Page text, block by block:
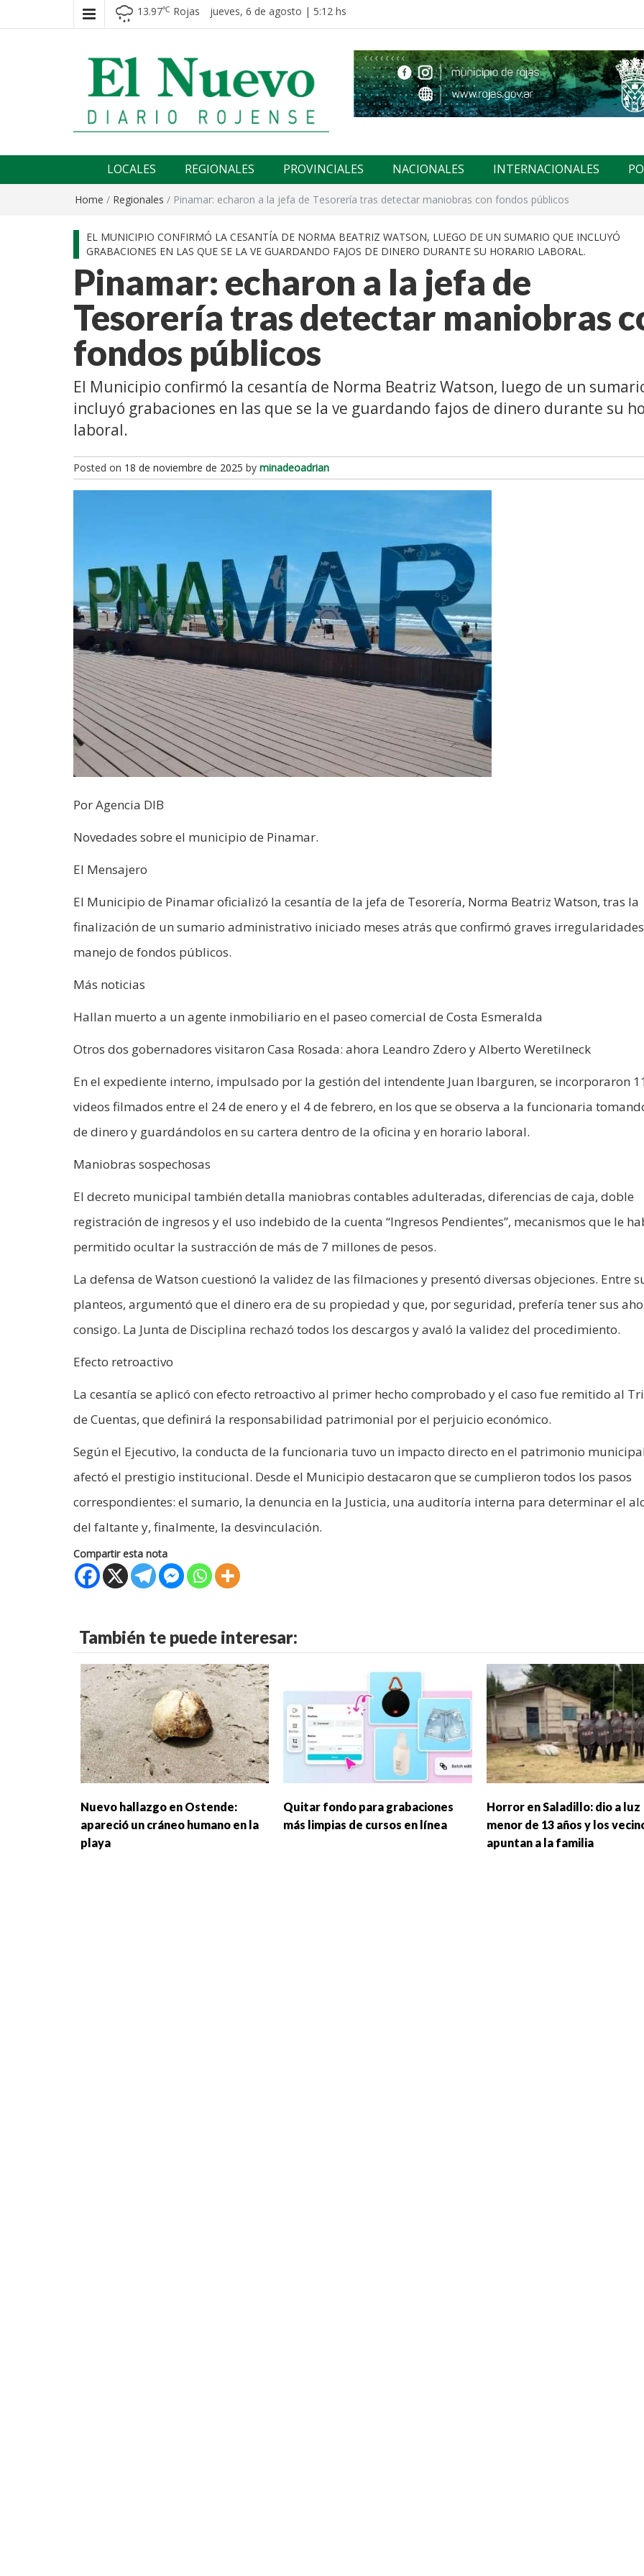
13.97℃ Rojas jueves, 6 de agosto | 5:12 hs
El nuevo rojense
LOCALES REGIONALES PROVINCIALES NACIONALES INTERNACIONALES
Home / Regionales / Pinamar: echaron a la jefa de Tesorería tras detectar maniobras con fondos públicos
EL MUNICIPIO CONFIRMÓ LA CESANTÍA DE NORMA BEATRIZ WATSON, LUEGO DE UN SUMARIO QUE INCLUYÓ
GRABACIONES EN LAS QUE SE LA VE GUARDANDO FAJOS DE DINERO DURANTE SU HORARIO LABORAL.
Pinamar: echaron a la jefa de
Tesorería tras detectar maniobras
fondos públicos
El Municipio confirmó la cesantía de Norma Beatriz Watson, luego de un
incluyó grabaciones en las que se la ve guardando fajos de dinero durante su
laboral.
Posted on 18 de noviembre de 2025 by minadeoadrian
Por Agencia DIB
Novedades sobre el municipio de Pinamar.
El Mensajero
El Municipio de Pinamar oficializó la cesantía de la jefa de Tesorería, Norma Beatriz Watson, tras la
finalización de un sumario administrativo iniciado meses atrás que confirmó graves
manejo de fondos públicos.
Más noticias
Hallan muerto a un agente inmobiliario en el paseo comercial de Costa Esmeralda
Otros dos gobernadores visitaron Casa Rosada: ahora Leandro Zdero y Alberto Weretilneck
En el expediente interno, impulsado por la gestión del intendente Juan Ibarguren, se incorporaron
videos filmados entre el 24 de enero y el 4 de febrero, en los que se observa a la funcionaria
de dinero y guardándolos en su cartera dentro de la oficina y en horario laboral.
Maniobras sospechosas
El decreto municipal también detalla maniobras contables adulteradas, diferencias de caja, doble
registración de ingresos y el uso indebido de la cuenta “Ingresos Pendientes”, mecanismos que le
permitido ocultar la sustracción de más de 7 millones de pesos.
La defensa de Watson cuestionó la validez de las filmaciones y presentó diversas objeciones. Entre
planteos, argumentó que el dinero era de su propiedad y que, por seguridad, prefería tener sus
consigo. La Junta de Disciplina rechazó todos los descargos y avaló la validez del procedimiento.
Efecto retroactivo
La cesantía se aplicó con efecto retroactivo al primer hecho comprobado y el caso fue remitido al
de Cuentas, que definirá la responsabilidad patrimonial por el perjuicio económico.
Según el Ejecutivo, la conducta de la funcionaria tuvo un impacto directo en el patrimonio
afectó el prestigio institucional. Desde el Municipio destacaron que se cumplieron todos los pasos
correspondientes: el sumario, la denuncia en la Justicia, una auditoría interna para determinar el
del faltante y, finalmente, la desvinculación.
Compartir esta nota
También te puede interesar:
Nuevo hallazgo en Ostende:
apareció un cráneo humano en la
playa
Quitar fondo para grabaciones
más limpias de cursos en línea
Horror en Saladillo: dio a luz
menor de 13 años y los
apuntan a la familia